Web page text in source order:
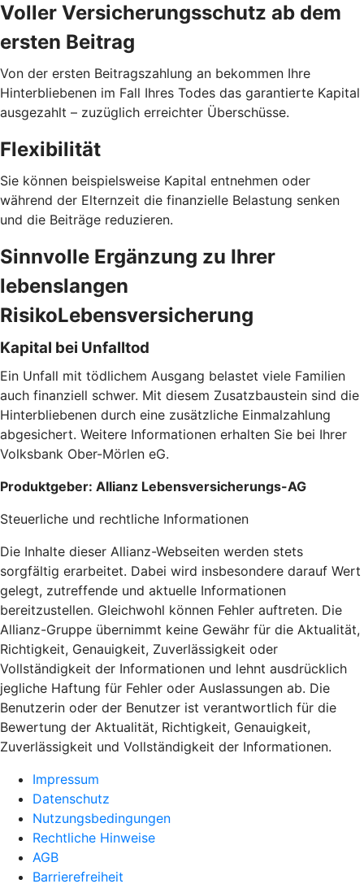
Voller Versicherungs­schutz ab dem
ersten Beitrag
Von der ersten Beitragszahlung an bekommen Ihre
Hinterbliebenen im Fall Ihres Todes das garantierte Kapital
ausgezahlt – zuzüglich erreichter Überschüsse.
Flexibilität
Sie können beispielsweise Kapital entnehmen oder
während der Elternzeit die finanzielle Belastung senken
und die Beiträge reduzieren.
Sinnvolle Ergänzung zu Ihrer
lebenslangen
RisikoLebensversicherung
Kapital bei Unfalltod
Ein Unfall mit tödlichem Ausgang belastet viele Familien
auch finanziell schwer. Mit diesem Zusatzbaustein sind die
Hinterbliebenen durch eine zusätzliche Einmalzahlung
abgesichert. Weitere Informationen erhalten Sie bei Ihrer
Volksbank Ober-Mörlen eG.
Produktgeber: Allianz Lebensversicherungs-AG
Steuerliche und rechtliche Informationen
Die Inhalte dieser Allianz-Webseiten werden stets
sorgfältig erarbeitet. Dabei wird insbesondere darauf Wert
gelegt, zutreffende und aktuelle Informationen
bereitzustellen. Gleichwohl können Fehler auftreten. Die
Allianz-Gruppe übernimmt keine Gewähr für die Aktualität,
Richtigkeit, Genauigkeit, Zuverlässigkeit oder
Vollständigkeit der Informationen und lehnt ausdrücklich
jegliche Haftung für Fehler oder Auslassungen ab. Die
Benutzerin oder der Benutzer ist verantwortlich für die
Bewertung der Aktualität, Richtigkeit, Genauigkeit,
Zuverlässigkeit und Vollständigkeit der Informationen.
Impressum
Datenschutz
Nutzungsbedingungen
Rechtliche Hinweise
AGB
Barrierefreiheit